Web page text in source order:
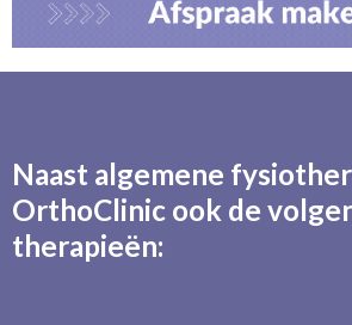
Naast algemene
OrthoClinic ook de
therapieën: